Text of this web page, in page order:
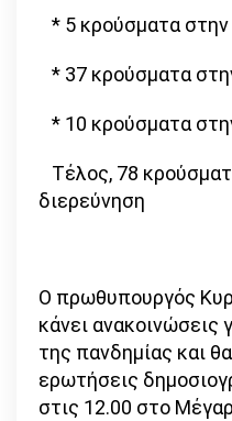
* 5 κρούσματα
* 37 κρούσματα
* 10 κρούσματα
Τέλος, 78
διερεύνηση
Ο πρωθυπουργός
κάνει ανακοινώσεις
της πανδημίας και
ερωτήσεις
στις 12.00 στο